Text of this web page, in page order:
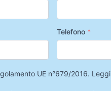
Telefono *
UE n°679/2016.